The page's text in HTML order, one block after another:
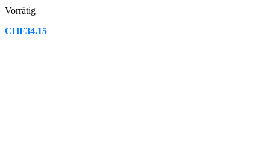
Vorrätig
CHF34.15